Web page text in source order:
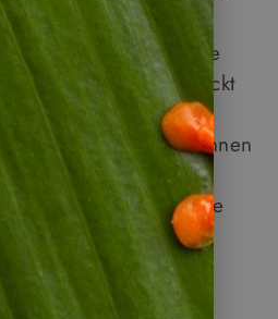
Wasser, weiße
und Einblicke in die
Auf der Pazifikseite lockt
mit einer
Hier können
bunte
sogar Walhaie